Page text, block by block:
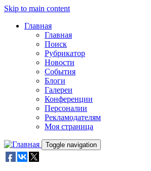
Skip to main content
Главная
Главная
Поиск
Рубрикатор
Новости
События
Блоги
Галереи
Конференции
Персоналии
Рекламодателям
Моя страница
Toggle navigation